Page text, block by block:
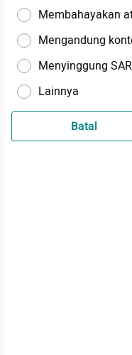
Membahayakan
Mengandung
Menyinggung
Lainnya
Batal